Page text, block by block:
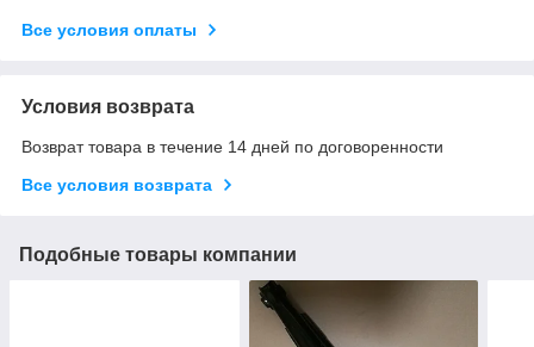
Все условия оплаты
Условия возврата
Возврат товара в течение 14 дней по договоренности
Все условия возврата
Подобные товары компании